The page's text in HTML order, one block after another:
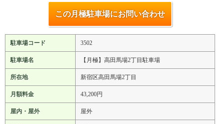
この月極駐車場にお問い合わせ
駐車場コード 3502
駐車場名 【月極】高田馬場2丁目駐車場
所在地 新宿区高田馬場2丁目
月額料金 43,200円
屋内・屋外 屋外